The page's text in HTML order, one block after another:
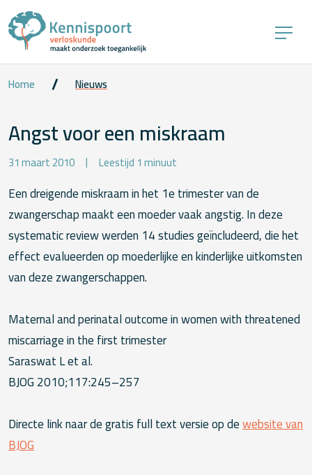
Home Nieuws
Angst voor een miskraam
31 maart 2010 Leestijd 1 minuut
Een dreigende miskraam in het 1e trimester van de
zwangerschap maakt een moeder vaak angstig. In deze
systematic review werden 14 studies geïncludeerd, die het
effect evalueerden op moederlijke en kinderlijke uitkomsten
van deze zwangerschappen.
Maternal and perinatal outcome in women with threatened
miscarriage in the first trimester
Saraswat L et al.
BJOG 2010;117:245–257
Directe link naar de gratis full text versie op dewebsite van
BJOG